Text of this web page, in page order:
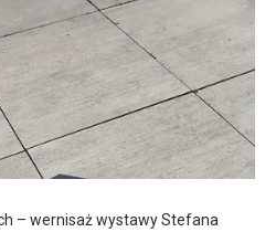
– wernisaż wystawy Stefana